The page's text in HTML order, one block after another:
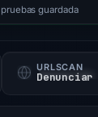
score,
probability).
Threat
pruebas guardada
URLSCAN
Denunciar